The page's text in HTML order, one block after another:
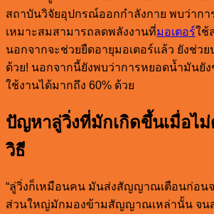
สถาบันวิจัยอุปกรณ์ออกกำลังกาย พบว่าก
เหมาะสมสามารถลดพลังงานที่มอเตอร์ใช้
นอกจากจะช่วยยืดอายุมอเตอร์แล้ว ยังช่ว
ด้วย! นอกจากนี้ยังพบว่าการหยอดน้ำมันยั
ใช้งานได้มากถึง 60% ด้วย
ปัญหาลู่วิ่งที่มักเกิดขึ้นเมื่อไ
วิธี
“ลู่วิ่งก็เหมือนคน มันส่งสัญญาณเตือนก่อน
ส่วนใหญ่มักมองข้ามสัญญาณเหล่านั้น จนส